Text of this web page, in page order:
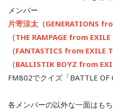
メンバー
片寄涼太（GENERATIONS
（THE RAMPAGE from
（FANTASTICS from EXILE
（BALLISTIK BOYZ from
FM802でクイズ「BATTLE OF
各メンバーの以外な一面はも